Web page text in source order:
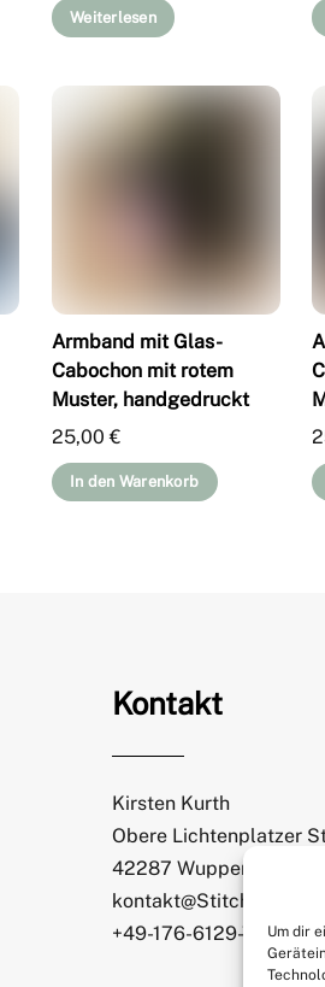
Um dir
Weiterlesen
Armband mit Glas-
Cabochon mit rotem
Muster, handgedruckt
25,00€
In den Warenkorb
Kontakt
Kirsten Kurth
Obere Lichtenplatzer
42287 Wuppertal
+49-176-6129-7065